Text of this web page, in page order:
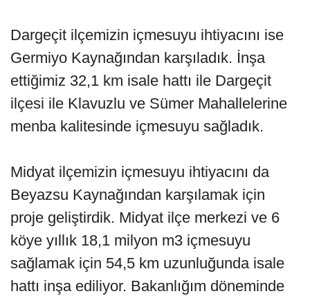
Dargeçit ilçemizin içmesuyu ihtiyacını ise
Germiyo Kaynağından karşıladık. İnşa
ettiğimiz 32,1 km isale hattı ile Dargeçit
ilçesi ile Klavuzlu ve Sümer Mahallelerine
menba kalitesinde içmesuyu sağladık.
Midyat ilçemizin içmesuyu ihtiyacını da
Beyazsu Kaynağından karşılamak için
proje geliştirdik. Midyat ilçe merkezi ve 6
köye yıllık 18,1 milyon m3 içmesuyu
sağlamak için 54,5 km uzunluğunda isale
hattı inşa ediliyor. Bakanlığım döneminde